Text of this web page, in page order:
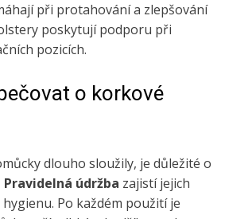
při protahování a zlepšování
poskytují podporu při
pozicích.
o korkové
dlouho sloužily, je důležité o
Pravidelná údržba zajistí jejich
Po každém použití je